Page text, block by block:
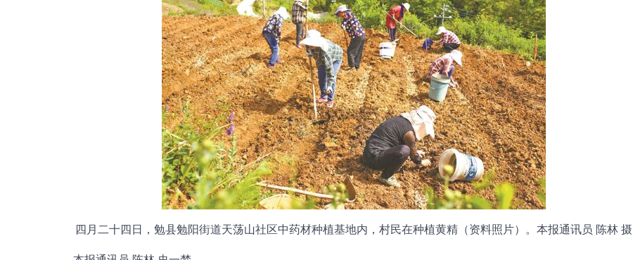
四月二十四日，勉县勉阳街道天荡山社区中药材种植基地内，村民在种植黄精（资料照片）。本报通讯员 陈林 摄